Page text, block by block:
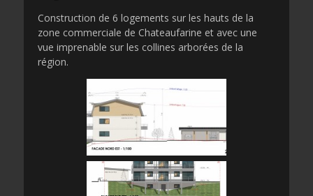
Construction de 6 logements sur les hauts de la
zone commerciale de Chateaufarine et avec une
vue imprenable sur les collines arborées de la
région.